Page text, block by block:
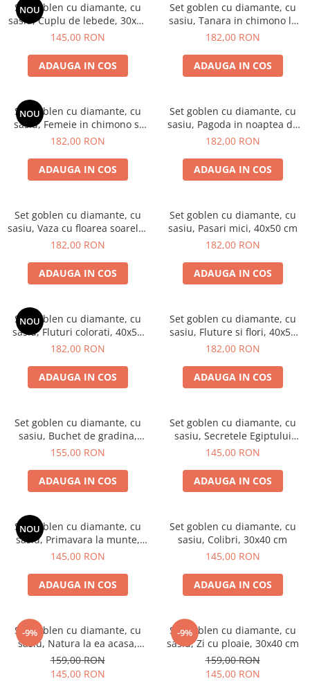
NOU
Set goblen cu diamante, cu
sasiu, Cuplu de lebede, 30x40
cm
145,00 RON
ADAUGA IN COS
Set goblen cu diamante, cu
sasiu, Tanara in chimono la
festivalul lanternelor, 40x50
182,00 RON
ADAUGA IN COS
NOU
Set goblen cu diamante, cu
sasiu, Femeie in chimono si
sakura, 40x50 cm
182,00 RON
ADAUGA IN COS
Set goblen cu diamante, cu
sasiu, Pagoda in noaptea de
toamna, 40x50 cm
182,00 RON
ADAUGA IN COS
Set goblen cu diamante, cu
sasiu, Vaza cu floarea soarelui
toamna, 40x50 cm
182,00 RON
ADAUGA IN COS
Set goblen cu diamante, cu
sasiu, Pasari mici, 40x50 cm
182,00 RON
ADAUGA IN COS
NOU
Set goblen cu diamante, cu
sasiu, Fluturi colorati, 40x50
cm
182,00 RON
ADAUGA IN COS
Set goblen cu diamante, cu
sasiu, Fluture si flori, 40x50
cm
182,00 RON
ADAUGA IN COS
Set goblen cu diamante, cu
sasiu, Buchet de gradina,
40x50 cm
155,00 RON
ADAUGA IN COS
Set goblen cu diamante, cu
sasiu, Secretele Egiptului
30x40 cm
145,00 RON
ADAUGA IN COS
NOU
Set goblen cu diamante, cu
sasiu, Primavara la munte,
30x40 cm
145,00 RON
ADAUGA IN COS
Set goblen cu diamante, cu
sasiu, Colibri, 30x40 cm
145,00 RON
ADAUGA IN COS
-9%
Set goblen cu diamante, cu
sasiu, Natura la ea acasa,
30x40 cm
159,00 RON
145,00 RON
-9%
Set goblen cu diamante, cu
sasiu, Zi cu ploaie, 30x40 cm
159,00 RON
145,00 RON